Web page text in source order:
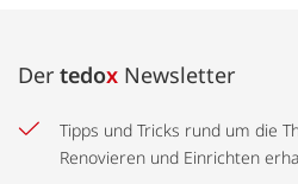
Der tedox Newsletter
Tipps und Tricks rund um die
Renovieren und Einrichten